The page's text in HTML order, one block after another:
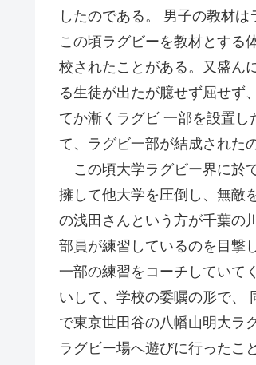
したのである。 男子の教材
この頃ラグビーを教材とする
校されたことがある。又盛ん
る生徒が出たが臆せず屈せず
てか漸くラグビ 一部を設置
て、ラグビ一部が結成された
この頃大学ラグビー界に於
擁して他大学を圧倒し、無敵
の浅田さんという方が千葉の
部員が練習しているのを目撃
一部の練習をコーチしていて
いして、学校の委嘱の形で、
で東京世田谷の八幡山明大ラ
ラグビー場へ遊びに行ったこ